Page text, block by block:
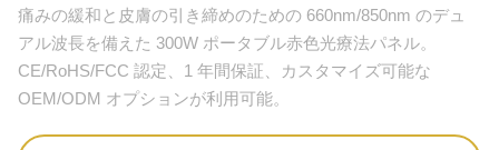
痛みの緩和と皮膚の引き締めのための 660nm/850nm のデュ
アル波長を備えた 300W ポータブル赤色光療法パネル。
CE/RoHS/FCC 認定、1 年間保証、カスタマイズ可能な
OEM/ODM オプションが利用可能。